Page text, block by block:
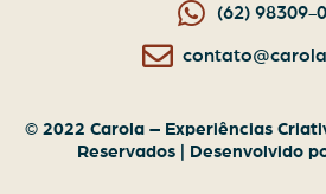
(62) 98309-
© 2022 Carola – Experiências
Reservados | Desenvolvido